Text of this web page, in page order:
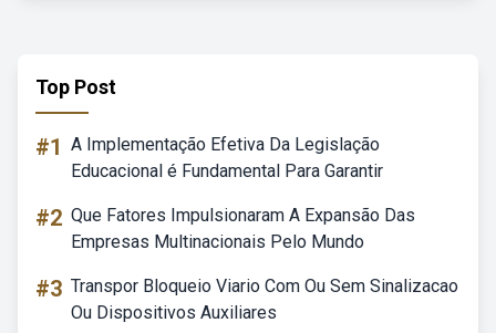
Top Post
#1 A Implementação Efetiva Da Legislação
Educacional é Fundamental Para Garantir
#2 Que Fatores Impulsionaram A Expansão Das
Empresas Multinacionais Pelo Mundo
#3 Transpor Bloqueio Viario Com Ou Sem Sinalizacao
Ou Dispositivos Auxiliares